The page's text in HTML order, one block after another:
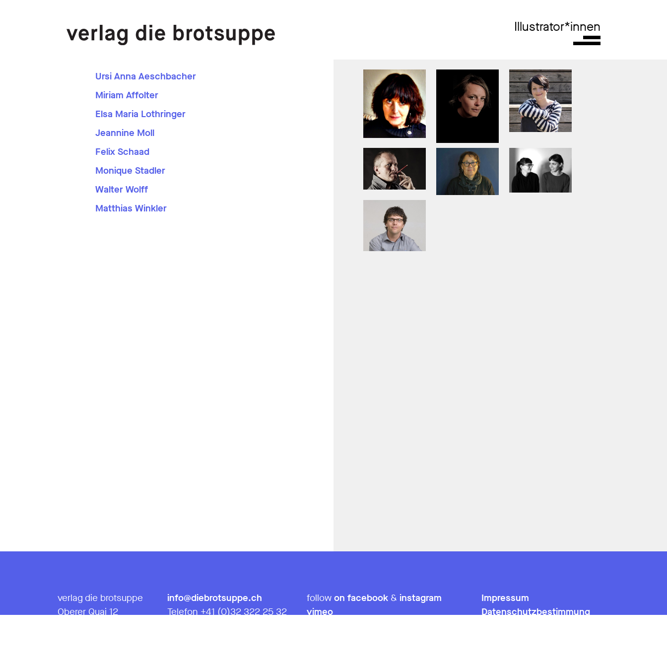
Illustrator*innen
Ursi Anna Aeschbacher
Miriam Affolter
Elsa Maria Lothringer
Jeannine Moll
Felix Schaad
Monique Stadler
Walter Wolff
Matthias Winkler
verlag die brotsuppe
Oberer Quai 12
info@diebrotsuppe.ch
Telefon +41 (0)32 322 25 32
followon facebook& instagram
vimeo
Impressum
Datenschutzbestimmung